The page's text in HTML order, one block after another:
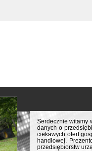
Serdecznie witamy
danych o
ciekawych ofert
handlowej.
przedsiębiorstw